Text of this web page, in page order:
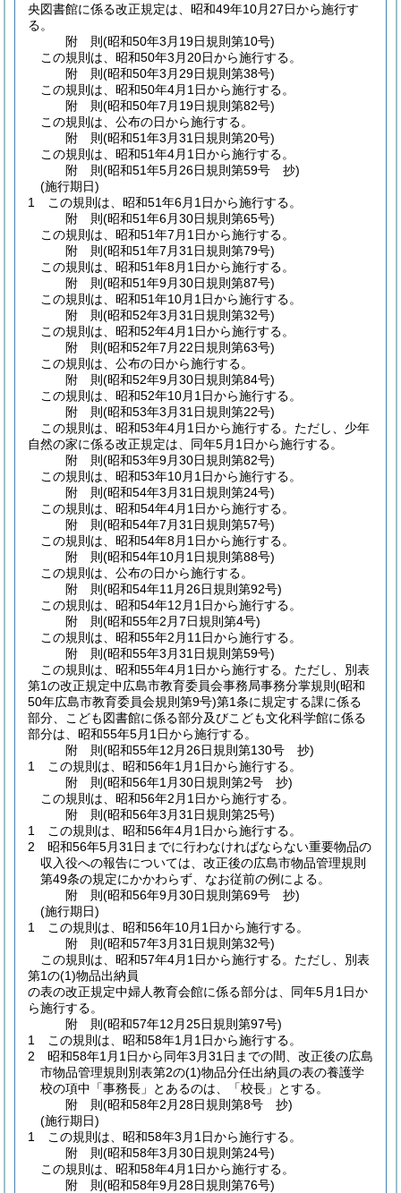
央図書館に係る改正規定は、昭和49年10月27日から施行す
る。
附 則(昭和50年3月19日規則第10号)
この規則は、昭和50年3月20日から施行する。
附 則(昭和50年3月29日規則第38号)
この規則は、昭和50年4月1日から施行する。
附 則(昭和50年7月19日規則第82号)
この規則は、公布の日から施行する。
附 則(昭和51年3月31日規則第20号)
この規則は、昭和51年4月1日から施行する。
附 則(昭和51年5月26日規則第59号 抄)
(施行期日)
1
この規則は、昭和51年6月1日から施行する。
附 則(昭和51年6月30日規則第65号)
この規則は、昭和51年7月1日から施行する。
附 則(昭和51年7月31日規則第79号)
この規則は、昭和51年8月1日から施行する。
附 則(昭和51年9月30日規則第87号)
この規則は、昭和51年10月1日から施行する。
附 則(昭和52年3月31日規則第32号)
この規則は、昭和52年4月1日から施行する。
附 則(昭和52年7月22日規則第63号)
この規則は、公布の日から施行する。
附 則(昭和52年9月30日規則第84号)
この規則は、昭和52年10月1日から施行する。
附 則(昭和53年3月31日規則第22号)
この規則は、昭和53年4月1日から施行する。 ただし、少年
自然の家に係る改正規定は、同年5月1日から施行する。
附 則(昭和53年9月30日規則第82号)
この規則は、昭和53年10月1日から施行する。
附 則(昭和54年3月31日規則第24号)
この規則は、昭和54年4月1日から施行する。
附 則(昭和54年7月31日規則第57号)
この規則は、昭和54年8月1日から施行する。
附 則(昭和54年10月1日規則第88号)
この規則は、公布の日から施行する。
附 則(昭和54年11月26日規則第92号)
この規則は、昭和54年12月1日から施行する。
附 則(昭和55年2月7日規則第4号)
この規則は、昭和55年2月11日から施行する。
附 則(昭和55年3月31日規則第59号)
この規則は、昭和55年4月1日から施行する。 ただし、別表
第1の改正規定中広島市教育委員会事務局事務分掌規則 (昭和
50年広島市教育委員会規則第9号)第1条に規定する課に係る
部分、こども図書館に係る部分及びこども文化科学館に係る
部分は、昭和55年5月1日から施行する。
附 則(昭和55年12月26日規則第130号 抄)
1
この規則は、昭和56年1月1日から施行する。
附 則(昭和56年1月30日規則第2号 抄)
この規則は、昭和56年2月1日から施行する。
附 則(昭和56年3月31日規則第25号)
1
この規則は、昭和56年4月1日から施行する。
2
昭和56年5月31日までに行わなければならない重要物品の
収入役への報告については、改正後の広島市物品管理規則
第49条の規定にかかわらず、なお従前の例による。
附 則(昭和56年9月30日規則第69号 抄)
(施行期日)
1
この規則は、昭和56年10月1日から施行する。
附 則(昭和57年3月31日規則第32号)
この規則は、昭和57年4月1日から施行する。 ただし、別表
第1の(1)物品出納員
の表の改正規定中婦人教育会館に係る部分は、同年5月1日か
ら施行する。
附 則(昭和57年12月25日規則第97号)
1
この規則は、昭和58年1月1日から施行する。
2
昭和58年1月1日から同年3月31日までの間、改正後の広島
市物品管理規則別表第2の(1)物品分任出納員の表の養護学
校の項中「事務長」とあるのは、「校長」とする。
附 則(昭和58年2月28日規則第8号 抄)
(施行期日)
1
この規則は、昭和58年3月1日から施行する。
附 則(昭和58年3月30日規則第24号)
この規則は、昭和58年4月1日から施行する。
附 則(昭和58年9月28日規則第76号)